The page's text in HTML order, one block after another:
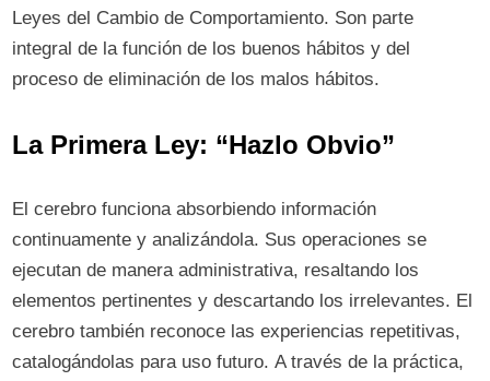
Leyes del Cambio de Comportamiento. Son parte
integral de la función de los buenos hábitos y del
proceso de eliminación de los malos hábitos.
La Primera Ley: “Hazlo Obvio”
El cerebro funciona absorbiendo información
continuamente y analizándola. Sus operaciones se
ejecutan de manera administrativa, resaltando los
elementos pertinentes y descartando los irrelevantes. El
cerebro también reconoce las experiencias repetitivas,
catalogándolas para uso futuro. A través de la práctica,